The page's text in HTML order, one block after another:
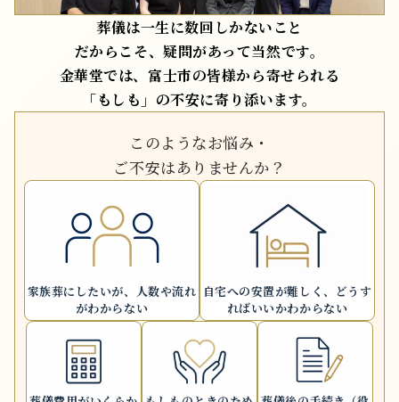
葬儀は一生に数回しかないこと
だからこそ、疑問があって当然です。
金華堂では、富士市の皆様から寄せられる
「もしも」の不安に寄り添います。
このようなお悩み・
ご不安はありませんか？
自宅への安置が難しく、
どうす
ればいいかわからない
家族葬にしたいが、
人数や流れ
がわからない